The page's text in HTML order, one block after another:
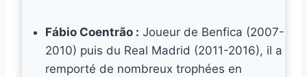
Fábio Coentrão : Joueur de Benfica (2007-
2010) puis du Real Madrid (2011-2016), il a
remporté de nombreux trophées en